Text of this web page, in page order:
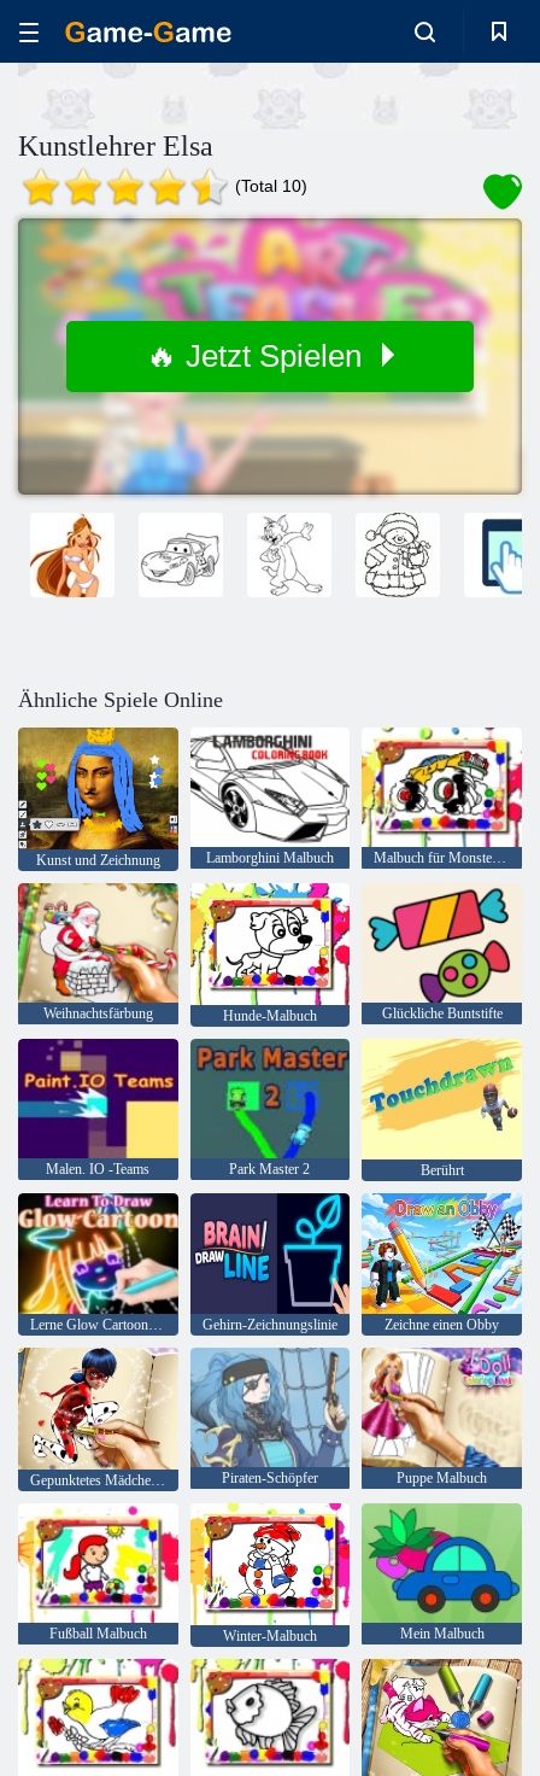
Kunstlehrer Elsa
(Total 10)
🔥 Jetzt Spielen
Ähnliche Spiele Online
Kunst und Zeichnung Lamborghini Malbuch Malbuch für Monster Truck
Weihnachtsfärbung Hunde-Malbuch Glückliche Buntstifte
Malen. IO -Teams Park Master 2 Berührt
Lerne Glow Cartoon zu zeichnen Gehirn-Zeichnungslinie Zeichne einen Obby
Piraten-Schöpfer Puppe Malbuch
Fußball Malbuch Winter-Malbuch Mein Malbuch